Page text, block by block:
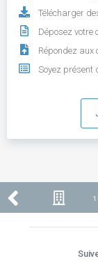
Télécharger
Déposez votre
Répondez aux
Soyez présent
1